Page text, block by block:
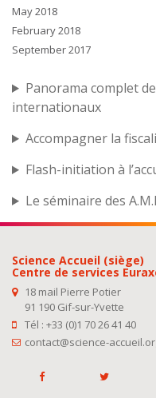
May 2018
February 2018
September 2017
Panorama complet
internationaux
Accompagner la
Flash-initiation à
Le séminaire des
Science Accueil (siège)
Centre de services
18 mail Pierre Potier
91 190 Gif-sur-Yvette
Tél : +33 (0)1 70 26 41 40
contact@science-